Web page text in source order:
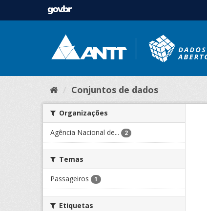
Conjuntos de dados
Organizações
Agência Nacional de... 2
Temas
Passageiros 1
Etiquetas